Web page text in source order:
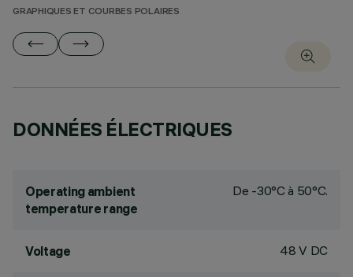
GRAPHIQUES ET COURBES POLAIRES
DONNÉES ÉLECTRIQUES
Operating ambient
temperature range
De -30°C à 50°C.
Voltage 48 V DC